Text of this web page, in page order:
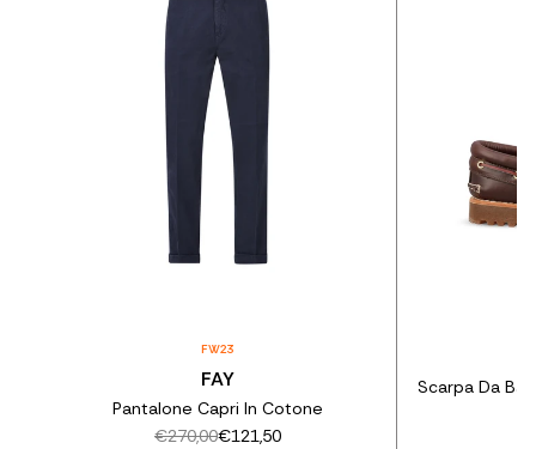
FW23
FAY
Pantalone Capri In Cotone
€270,00€121,50
Scarpa Da